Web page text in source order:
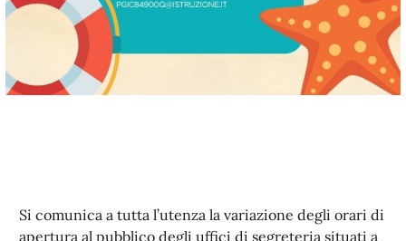
Si comunica a tutta l’utenza la variazione degli orari di
apertura al pubblico degli uffici di segreteria situati a